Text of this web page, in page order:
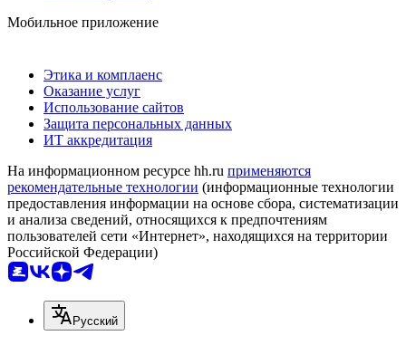
Мобильное приложение
Этика и комплаенс
Оказание услуг
Использование сайтов
Защита персональных данных
ИТ аккредитация
На информационном ресурсе hh.ru применяются
рекомендательные технологии (информационные технологии
предоставления информации на основе сбора, систематизации
и анализа сведений, относящихся к предпочтениям
пользователей сети «Интернет», находящихся на территории
Российской Федерации)
Русский